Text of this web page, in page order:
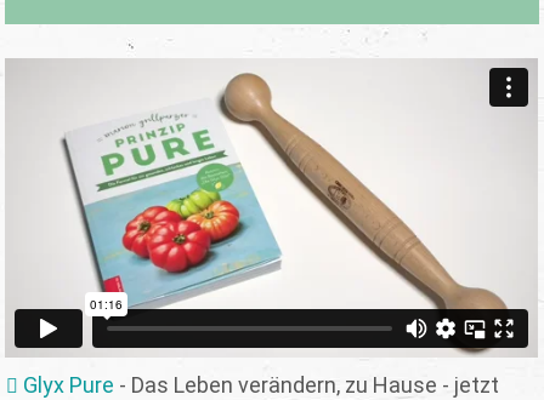
Glyx Pure - Das Leben verändern, zu Hause - jetzt